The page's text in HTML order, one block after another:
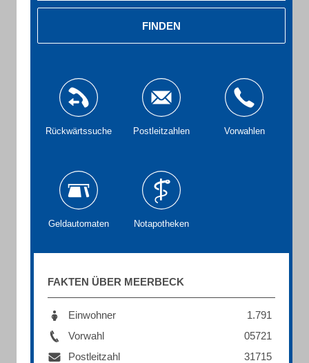
FINDEN
Rückwärtssuche Postleitzahlen Vorwahlen
Geldautomaten Notapotheken
FAKTEN ÜBER MEERBECK
Einwohner
1.791
Vorwahl
05721
Postleitzahl
31715